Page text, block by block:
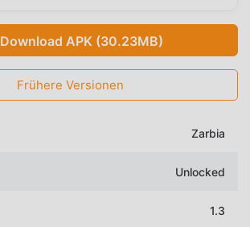
Download APK (30.23MB)
Frühere Versionen
Zarbia
Unlocked
1.3